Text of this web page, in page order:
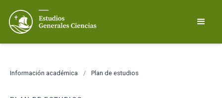
Información académica / Plan de estudios